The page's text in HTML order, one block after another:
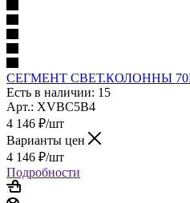
СЕГМЕНТ СВЕТ.КОЛОННЫ
Есть в наличии: 15
Арт.: XVBC5B4
4 146 ₽/шт
Варианты цен
4 146 ₽/шт
Подробности